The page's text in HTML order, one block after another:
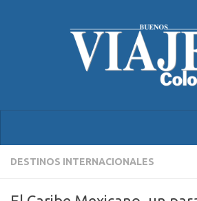
DESTINOS INTERNACIONALES